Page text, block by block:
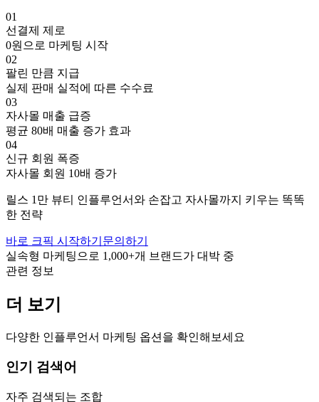
01
선결제 제로
0원으로 마케팅 시작
02
팔린 만큼 지급
실제 판매 실적에 따른 수수료
03
자사몰 매출 급증
평균 80배 매출 증가 효과
04
신규 회원 폭증
자사몰 회원 10배 증가
릴스 1만 뷰티 인플루언서와 손잡고 자사몰까지 키우는 똑똑
한 전략
바로 크픽 시작하기 문의하기
실속형 마케팅으로 1,000+개 브랜드가 대박 중
관련 정보
더 보기
다양한 인플루언서 마케팅 옵션을 확인해보세요
인기 검색어
자주 검색되는 조합